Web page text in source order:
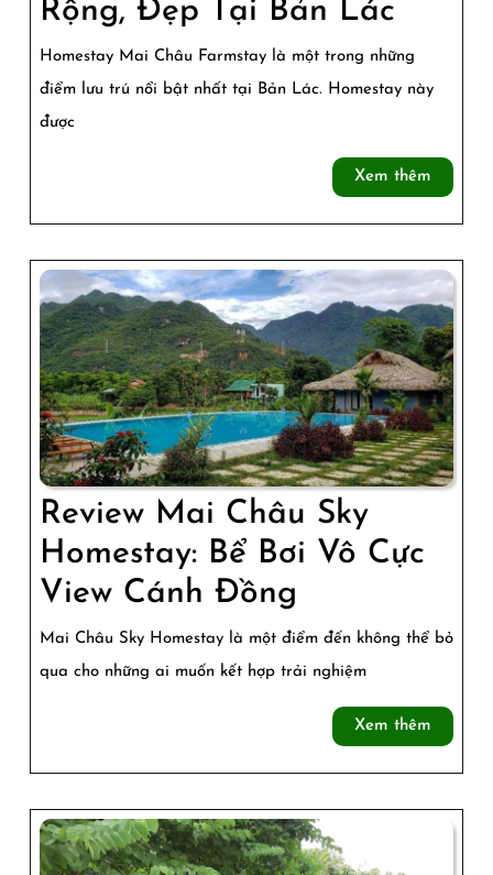
Rộng, Đẹp Tại Bản Lác
Châu
Nghỉ
Đẹp
Tại
Bản
Lác
Homestay Mai Châu Farmstay là một trong những
điểm lưu trú nổi bật nhất tại Bản Lác. Homestay này
được
Xem thêm
thêm
Review Mai Châu Sky
Homestay: Bể Bơi Vô Cực
View Cánh Đồng
Mai
Châu
Sky
Homestay:
Bơi
Mai Châu Sky Homestay là một điểm đến không thể bỏ
qua cho những ai muốn kết hợp trải nghiệm
Xem thêm
thêm